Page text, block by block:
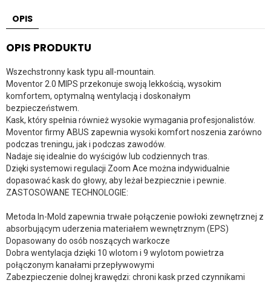
OPIS
OPIS PRODUKTU
Wszechstronny kask typu all-mountain.
Moventor 2.0 MIPS przekonuje swoją lekkością, wysokim
komfortem, optymalną wentylacją i doskonałym
bezpieczeństwem.
Kask, który spełnia również wysokie wymagania profesjonalistów.
Moventor firmy ABUS zapewnia wysoki komfort noszenia zarówno
podczas treningu, jak i podczas zawodów.
Nadaje się idealnie do wyścigów lub codziennych tras.
Dzięki systemowi regulacji Zoom Ace można indywidualnie
dopasować kask do głowy, aby leżał bezpiecznie i pewnie.
ZASTOSOWANE TECHNOLOGIE:
Metoda In-Mold zapewnia trwałe połączenie powłoki zewnętrznej z
absorbującym uderzenia materiałem wewnętrznym (EPS)
Dopasowany do osób noszących warkocze
Dobra wentylacja dzięki 10 wlotom i 9 wylotom powietrza
połączonym kanałami przepływowymi
Zabezpieczenie dolnej krawędzi: chroni kask przed czynnikami